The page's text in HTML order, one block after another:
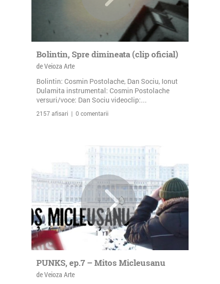
Bolintin, Spre dimineata (clip oficial)
de Veioza Arte
Bolintin: Cosmin Postolache, Dan Sociu, Ionut
Dulamita instrumental: Cosmin Postolache
versuri/voce: Dan Sociu videoclip:...
2157 afisari | 0 comentarii
PUNKS, ep.7 – Mitos Micleusanu
de Veioza Arte